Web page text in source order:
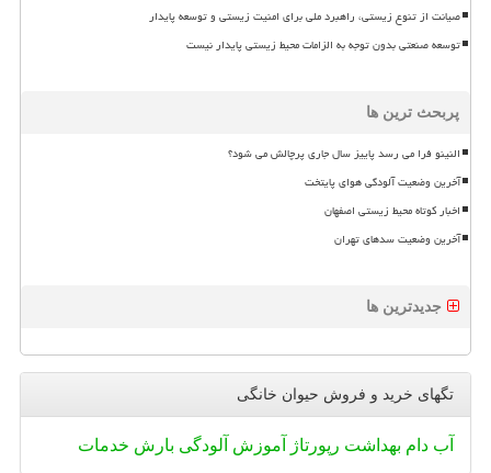
صیانت از تنوع زیستی، راهبرد ملی برای امنیت زیستی و توسعه پایدار
توسعه صنعتی بدون توجه به الزامات محیط زیستی پایدار نیست
پربحث ترین ها
النینو فرا می رسد پاییز سال جاری پرچالش می شود؟
آخرین وضعیت آلودگی هوای پایتخت
اخبار کوتاه محیط زیستی اصفهان
آخرین وضعیت سدهای تهران
جدیدترین ها
تگهای خرید و فروش حیوان خانگی
آب دام بهداشت رپورتاژ آموزش آلودگی بارش خدمات